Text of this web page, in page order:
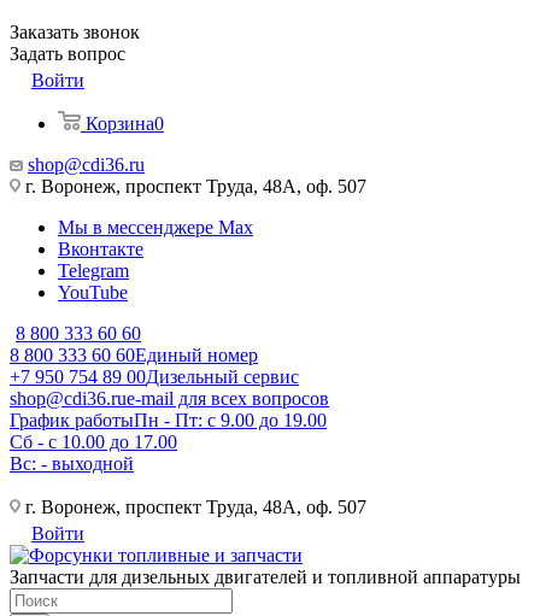
Заказать звонок
Задать вопрос
Войти
Корзина0
shop@cdi36.ru
г. Воронеж, проспект Труда, 48А, оф. 507
Мы в мессенджере Max
Вконтакте
Telegram
YouTube
8 800 333 60 60
8 800 333 60 60Единый номер
+7 950 754 89 00Дизельный сервис
shop@cdi36.rue-mail для всех вопросов
График работыПн - Пт: с 9.00 до 19.00
Сб - с 10.00 до 17.00
Вс: - выходной
г. Воронеж, проспект Труда, 48А, оф. 507
Войти
Запчасти для дизельных двигателей и топливной аппаратуры